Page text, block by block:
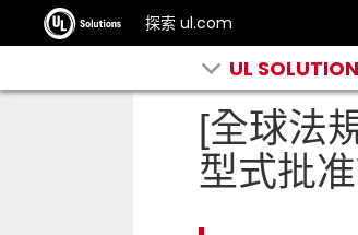
探索 ul.com
UL
[全球法
型式批